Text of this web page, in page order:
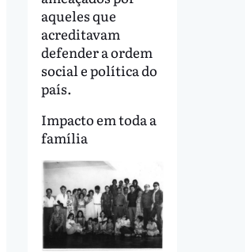
aqueles que
acreditavam
defender a ordem
social e política do
país.
Impacto em toda a
família